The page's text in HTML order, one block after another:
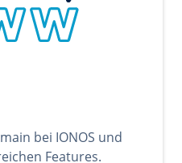
bei IONOS und
Features.